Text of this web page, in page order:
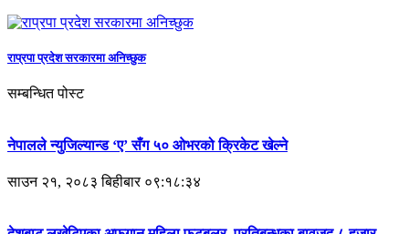
राप्रपा प्रदेश सरकारमा अनिच्छुक
सम्बन्धित पोस्ट
नेपालले न्युजिल्यान्ड ‘ए’ सँग ५० ओभरको क्रिकेट खेल्ने
साउन २१, २०८३ बिहीबार ०९:१८:३४